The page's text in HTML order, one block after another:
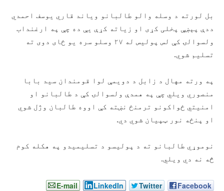
بل لورته د وسله والو طالبانو ویاند قاري یوسف احمدي
ددې پېښې پخلی کړی او زیاته کړې یې ده چې په ارغنداب
ولسوالۍ کې لس پولیس له ۲۷ وسلو سره یو ځای دوی ته
تسلیم شوي.
په ورته مهال د زابل د دویمې لوا قومندان سید بابا
منصوري ویلي چې په همدې ولسوالۍ کې د طالبانو او
امنیتي ځواکونو ترمنځ نښته کې اووه طالبان وژل شوي
او پنځه نور ټپیان شوي دي.
نوموړي طالبانو ته د پولیسو د تسلیمیدو په هکله کوم
څه نه دي ویلي.
Facebook
Twitter
LinkedIn
E-mail